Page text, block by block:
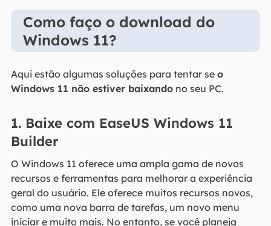
Como faço o download do
Windows 11?
Aqui estão algumas soluções para tentar se o
Windows 11 não estiver baixandono seu PC.
1. Baixe com EaseUS Windows 11
Builder
O Windows 11 oferece uma ampla gama de novos
recursos e ferramentas para melhorar a experiência
geral do usuário. Ele oferece muitos recursos novos,
como uma nova barra de tarefas, um novo menu
iniciar e muito mais. No entanto, se você planeja